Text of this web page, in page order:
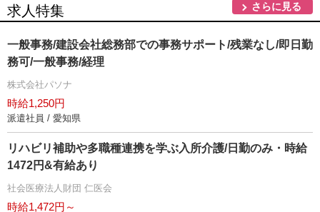
求人特集 さらに見る
一般事務/建設会社総務部での事務サポート/残業なし/即日勤
務可/一般事務/経理
株式会社パソナ
時給1,250円
派遣社員 / 愛知県
リハビリ補助や多職種連携を学ぶ入所介護/日勤のみ・時給
1472円&有給あり
社会医療法人財団 仁医会
時給1,472円～